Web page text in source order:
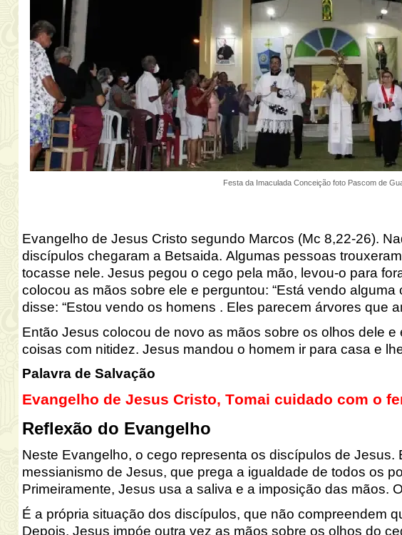
Festa da Imaculada Conceição foto Pascom de
Evangelho de Jesus Cristo segundo Marcos (Mc 8,22-26).
discípulos chegaram a Betsaida. Algumas pessoas troux
tocasse nele. Jesus pegou o cego pela mão, levou-o para
colocou as mãos sobre ele e perguntou: “Está vendo alguma
disse: “Estou vendo os homens . Eles parecem árvores que
Então Jesus colocou de novo as mãos sobre os olhos dele
coisas com nitidez. Jesus mandou o homem ir para casa e
Palavra de Salvação
Evangelho de Jesus Cristo, Tomai cuidado com o
Reflexão do Evangelho
Neste Evangelho, o cego representa os discípulos de Jesus.
messianismo de Jesus, que prega a igualdade de todos os
Primeiramente, Jesus usa a saliva e a imposição das mãos.
É a própria situação dos discípulos, que não compreendem
Depois, Jesus impóe outra vez as mãos sobre os olhos do